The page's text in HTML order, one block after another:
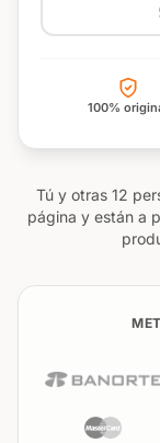
100%
Tú y otras 12
página y están a